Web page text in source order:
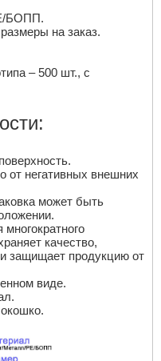
БОПП.
на заказ.
– 500 шт., с
от негативных внешних
может быть
качество,
защищает продукцию от
виде.